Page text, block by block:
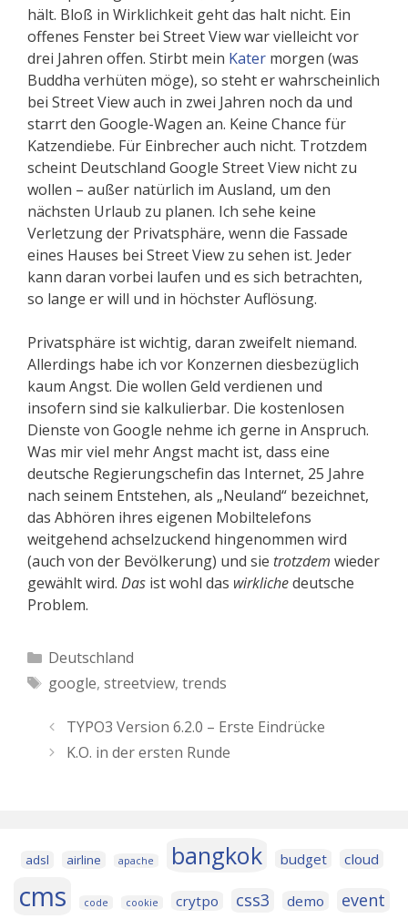
hält. Bloß in Wirklichkeit geht das halt nicht. Ein
offenes Fenster bei Street View war vielleicht vor
drei Jahren offen. Stirbt mein Kater morgen (was
Buddha verhüten möge), so steht er wahrscheinlich
bei Street View auch in zwei Jahren noch da und
starrt den Google-Wagen an. Keine Chance für
Katzendiebe. Für Einbrecher auch nicht. Trotzdem
scheint Deutschland Google Street View nicht zu
wollen – außer natürlich im Ausland, um den
nächsten Urlaub zu planen. Ich sehe keine
Verletzung der Privatsphäre, wenn die Fassade
eines Hauses bei Street View zu sehen ist. Jeder
kann daran vorbei laufen und es sich betrachten,
so lange er will und in höchster Auflösung.
Privatsphäre ist wichtig, daran zweifelt niemand.
Allerdings habe ich vor Konzernen diesbezüglich
kaum Angst. Die wollen Geld verdienen und
insofern sind sie kalkulierbar. Die kostenlosen
Dienste von Google nehme ich gerne in Anspruch.
Was mir viel mehr Angst macht ist, dass eine
deutsche Regierungschefin das Internet, 25 Jahre
nach seinem Entstehen, als „Neuland“ bezeichnet,
das Abhören ihres eigenen Mobiltelefons
weitgehend achselzuckend hingenommen wird
(auch von der Bevölkerung) und sie trotzdem wieder
gewählt wird. Das ist wohl das wirklichedeutsche
Problem.
Kategorien
Deutschland
Schlagwörter
google, streetview, trends
TYPO3 Version 6.2.0 – Erste Eindrücke
K.O. in der ersten Runde
adsl airline apache bangkok budget cloud
cms code cookie crytpo css3 demo
event